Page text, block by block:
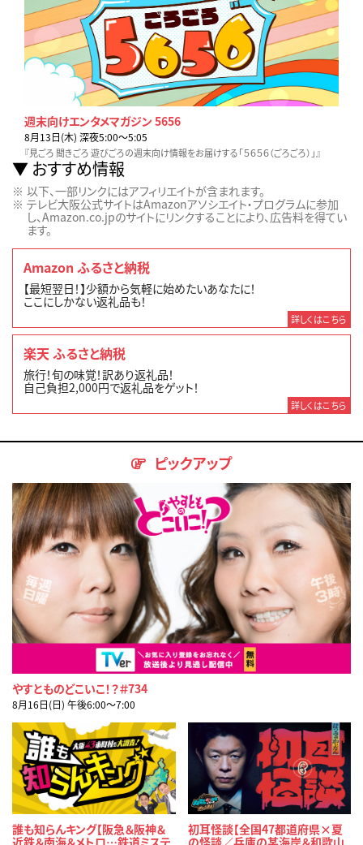
週末向けエンタメマガジン 5656
8月13日(木) 深夜5:00〜5:05
『見ごろ 聞きごろ 遊びごろの週末向け情報をお届けする「５６５６（ごろごろ）」』
おすすめ情報
以下、一部リンクにはアフィリエイトが含まれます。
テレビ大阪公式サイトはAmazonアソシエイト・プログラムに参加
し、Amazon.co.jpのサイトにリンクすることにより、広告料を得てい
ます。
Amazon ふるさと納税
【最短翌日！】少額から気軽に始めたいあなたに！
ここにしかない返礼品も！
詳しくはこちら
楽天 ふるさと納税
旅行！旬の味覚！訳あり返礼品！
自己負担2,000円で返礼品をゲット！
詳しくはこちら
ピックアップ
やすとものどこいこ！？＃734
8月16日(日) 午後6:00〜7:00
誰も知らんキング【阪急＆阪神＆
初耳怪談【全国47都道府県×夏